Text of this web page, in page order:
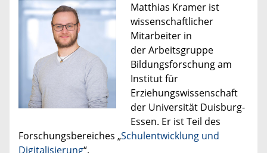
Matthias Kramer ist
wissenschaftlicher
Mitarbeiter in
derArbeitsgruppe
Bildungsforschung am
Institut für
Erziehungswissenschaft
der Universität Duisburg-
Essen. Er ist Teil des
Forschungsbereiches „Schulentwicklung und
Digitalisierung“.